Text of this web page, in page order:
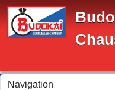
Panneau de gestion des